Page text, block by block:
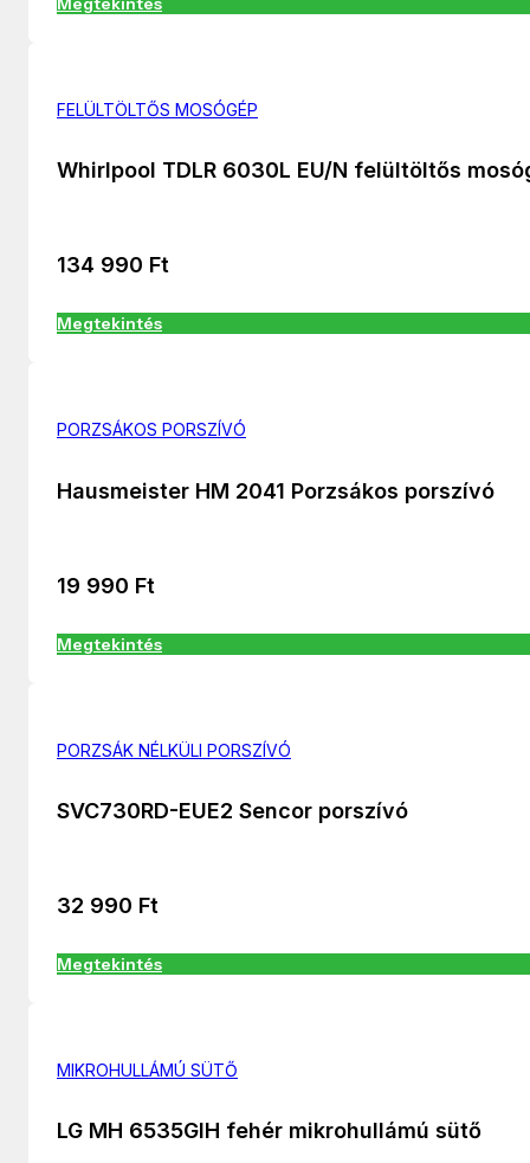
FELÜLTÖLTŐS MOSÓGÉP
Whirlpool TDLR 6030L EU/N felültöltős
134 990 Ft
Megtekintés
PORZSÁKOS PORSZÍVÓ
Hausmeister HM 2041 Porzsákos porszívó
19 990 Ft
Megtekintés
PORZSÁK NÉLKÜLI PORSZÍVÓ
SVC730RD-EUE2 Sencor porszívó
32 990 Ft
Megtekintés
MIKROHULLÁMÚ SÜTŐ
LG MH 6535GIH fehér mikrohullámú sütő